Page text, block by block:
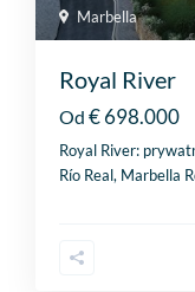
Marbella
Royal River
Od € 698.000
Royal River:
Río Real, Marbella